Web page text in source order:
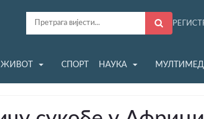
ЖИВОТ СПОРТ НАУКА